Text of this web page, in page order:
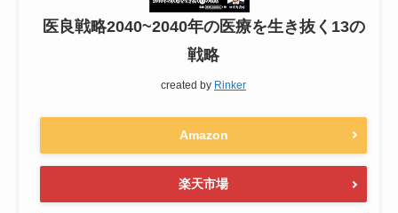
医良戦略2040~2040年の医療を生き抜く13の
戦略
created by Rinker
Amazon
楽天市場